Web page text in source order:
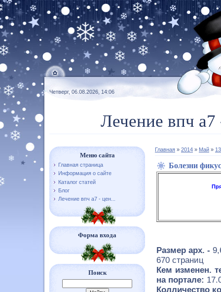
Четверг, 06.08.2026, 14:06
Лечение впч
Меню сайта
Главная страница
Информация о сайте
Каталог статей
Блог
Лечение впч а7 - цен...
Форма входа
Поиск
Главная » 2014 » Май » 13
Болезни
Размер арх. -
670 страниц
Кем изменен.
на портале:
Колличество